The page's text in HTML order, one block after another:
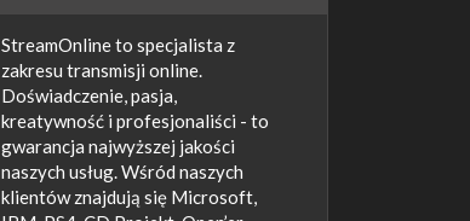
StreamOnline to specjalista z
zakresu transmisji online.
Doświadczenie, pasja,
kreatywność i profesjonaliści - to
gwarancja najwyższej jakości
naszych usług. Wśród naszych
klientów znajdują się Microsoft,